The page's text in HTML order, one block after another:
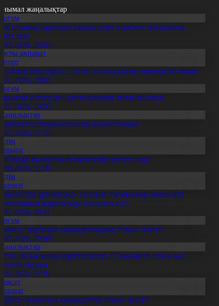
жаңалықтар
салалық дәрігерге қаралу үшін терапевт жолдамасы
емес
20:05
ақпарат
ойындары – 2026» халықаралық турнирі басталды
10:01
сайлауына үміткерлердің тізімі бекітілді
20:03
теміржолшылар марапатталды
17:15
Қазақстан өсімдіктерін зерттеп жүр
17:30
ұрпақтары» грантын тағайындау жөніндегі
қорытынды отырысы өтті
20:11
партиясы кандидаттардың тізімін бекітті
20:08
облысының жүргізушілері 170 мыңнан астам жол
бұзған
17:02
партиясы кандидаттар тізімін бекітті